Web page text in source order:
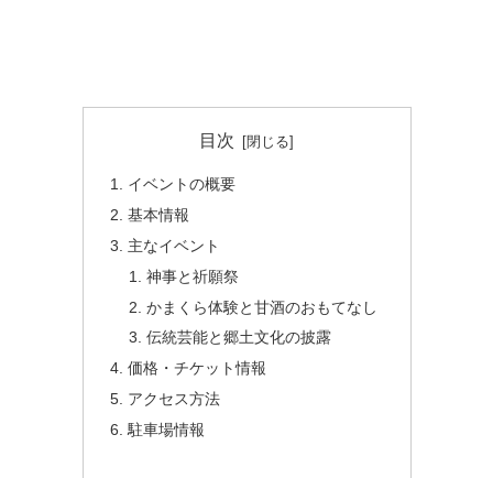
目次
イベントの概要
基本情報
主なイベント
神事と祈願祭
かまくら体験と甘酒のおもてなし
伝統芸能と郷土文化の披露
価格・チケット情報
アクセス方法
駐車場情報